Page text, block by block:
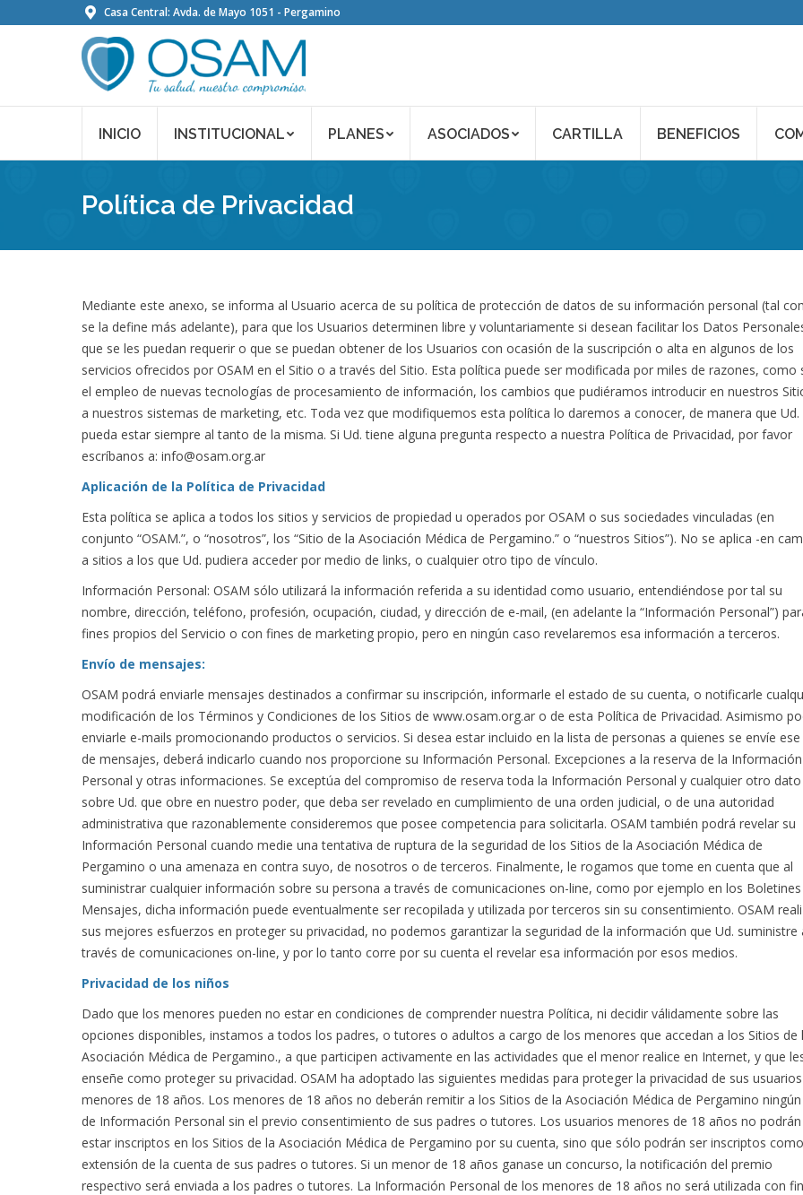
Casa Central: Avda. de Mayo 1051 - Pergamino
INICIO INSTITUCIONAL PLANES ASOCIADOS CARTILLA BENEFICIOS
Política de Privacidad
Mediante este anexo, se informa al Usuario acerca de su política de protección de datos de su información personal (tal
se la define más adelante), para que los Usuarios determinen libre y voluntariamente si desean facilitar los Datos
que se les puedan requerir o que se puedan obtener de los Usuarios con ocasión de la suscripción o alta en algunos de los
servicios ofrecidos por OSAM en el Sitio o a través del Sitio. Esta política puede ser modificada por miles de razones, como
el empleo de nuevas tecnologías de procesamiento de información, los cambios que pudiéramos introducir en nuestros
a nuestros sistemas de marketing, etc. Toda vez que modifiquemos esta política lo daremos a conocer, de manera que Ud.
pueda estar siempre al tanto de la misma. Si Ud. tiene alguna pregunta respecto a nuestra Política de Privacidad, por favor
escríbanos a: info@osam.org.ar
Aplicación de la Política de Privacidad
Esta política se aplica a todos los sitios y servicios de propiedad u operados por OSAM o sus sociedades vinculadas (en
conjunto “OSAM.”, o “nosotros”, los “Sitio de la Asociación Médica de Pergamino.” o “nuestros Sitios”). No se aplica -en
a sitios a los que Ud. pudiera acceder por medio de links, o cualquier otro tipo de vínculo.
Información Personal: OSAM sólo utilizará la información referida a su identidad como usuario, entendiéndose por tal su
nombre, dirección, teléfono, profesión, ocupación, ciudad, y dirección de e-mail, (en adelante la “Información Personal”)
fines propios del Servicio o con fines de marketing propio, pero en ningún caso revelaremos esa información a terceros.
Envío de mensajes:
OSAM podrá enviarle mensajes destinados a confirmar su inscripción, informarle el estado de su cuenta, o notificarle
modificación de los Términos y Condiciones de los Sitios de www.osam.org.ar o de esta Política de Privacidad. Asimismo
enviarle e-mails promocionando productos o servicios. Si desea estar incluido en la lista de personas a quienes se envíe
de mensajes, deberá indicarlo cuando nos proporcione su Información Personal. Excepciones a la reserva de la Información
Personal y otras informaciones. Se exceptúa del compromiso de reserva toda la Información Personal y cualquier otro dato
sobre Ud. que obre en nuestro poder, que deba ser revelado en cumplimiento de una orden judicial, o de una autoridad
administrativa que razonablemente consideremos que posee competencia para solicitarla. OSAM también podrá revelar su
Información Personal cuando medie una tentativa de ruptura de la seguridad de los Sitios de la Asociación Médica de
Pergamino o una amenaza en contra suyo, de nosotros o de terceros. Finalmente, le rogamos que tome en cuenta que al
suministrar cualquier información sobre su persona a través de comunicaciones on-line, como por ejemplo en los Boletines
Mensajes, dicha información puede eventualmente ser recopilada y utilizada por terceros sin su consentimiento. OSAM
sus mejores esfuerzos en proteger su privacidad, no podemos garantizar la seguridad de la información que Ud. suministre
través de comunicaciones on-line, y por lo tanto corre por su cuenta el revelar esa información por esos medios.
Privacidad de los niños
Dado que los menores pueden no estar en condiciones de comprender nuestra Política, ni decidir válidamente sobre las
opciones disponibles, instamos a todos los padres, o tutores o adultos a cargo de los menores que accedan a los Sitios de
Asociación Médica de Pergamino., a que participen activamente en las actividades que el menor realice en Internet, y que
enseñe como proteger su privacidad. OSAM ha adoptado las siguientes medidas para proteger la privacidad de sus usuarios
menores de 18 años. Los menores de 18 años no deberán remitir a los Sitios de la Asociación Médica de Pergamino
de Información Personal sin el previo consentimiento de sus padres o tutores. Los usuarios menores de 18 años no podrán
estar inscriptos en los Sitios de la Asociación Médica de Pergamino por su cuenta, sino que sólo podrán ser inscriptos como
extensión de la cuenta de sus padres o tutores. Si un menor de 18 años ganase un concurso, la notificación del premio
respectivo será enviada a los padres o tutores. La Información Personal de los menores de 18 años no será utilizada con